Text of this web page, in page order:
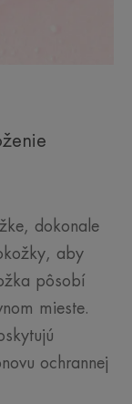
dokonale
aby
pôsobí
mieste.
ochrannej